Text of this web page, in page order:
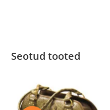
Seotud tooted